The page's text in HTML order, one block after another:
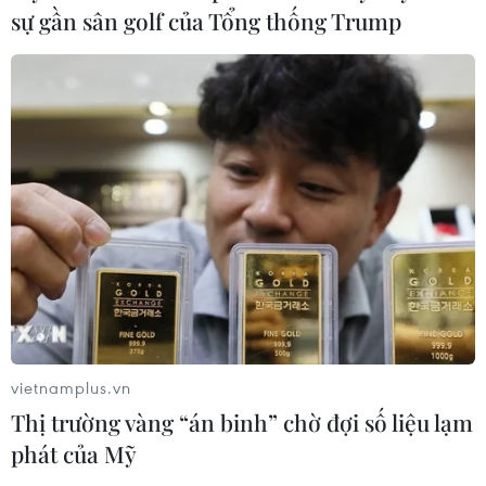
04/08/2026 22:42
Đến năm 2030, Việt Nam làm chủ tối
thiểu 10 công nghệ lõi
04/08/2026 15:34
Xem thêm
CƠ QUAN CHỦ QUẢN: THÔNG TẤN XÃ VIỆT NAM
Tổng Biên tập: TRẦN TIẾN DUẨN
sự gần sân golf của Tổng thống Trump
vietnamplus.vn
Thị trường vàng “án binh” chờ đợi số liệu lạm
phát của Mỹ